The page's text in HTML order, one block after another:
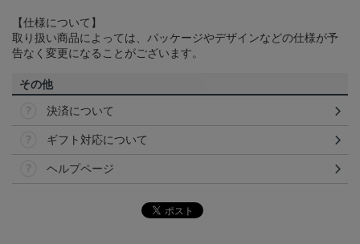
【仕様について】
取り扱い商品によっては、パッケージやデザインなどの仕様が予
告なく変更になることがございます。
その他
決済について
ギフト対応について
ヘルプページ